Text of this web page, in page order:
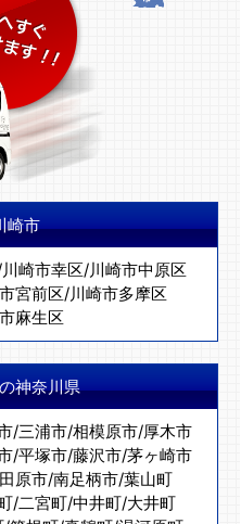
崎市
川崎市幸区/川崎市中原区
宮前区/川崎市多摩区
麻生区
神奈川県
/三浦市/相模原市/厚木市
/平塚市/藤沢市/茅ヶ崎市
原市/南足柄市/葉山町
/二宮町/中井町/大井町